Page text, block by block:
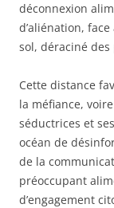
déconnexion
d’aliénation,
sol, déraciné
Cette distance
la méfiance,
séductrices et
océan de
de la
préoccupant
d’engagement